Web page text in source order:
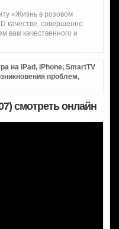
«Жизнь в розовом
качестве, совершенно
вам качественного и
на iPad, iPhone, SmartTV
проблем,
смотреть онлайн